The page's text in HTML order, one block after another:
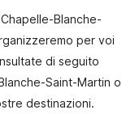
Blanche-
per voi
di seguito
Saint-Martin o
destinazioni.